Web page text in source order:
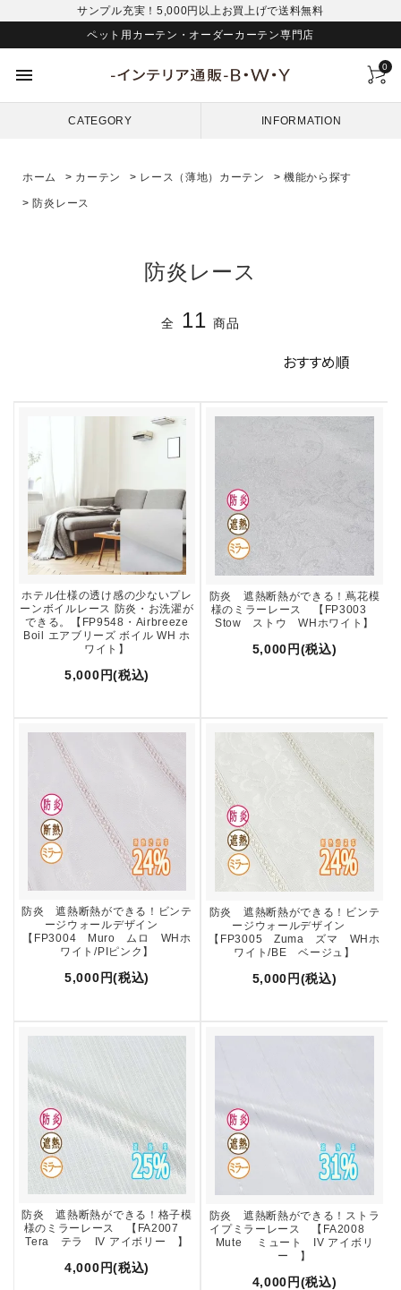
サンプル充実！5,000円以上お買上げで送料無料
ペット用カーテン・オーダーカーテン専門店
menu 0
CATEGORY INFORMATION
ホーム > カーテン > レース（薄地）カーテン > 機能から探す
> 防炎レース
防炎レース
全 11 商品
ホテル仕様の透け感の少ないプレ
ーンボイルレース 防炎・お洗濯が
できる。【FP9548・Airbreeze
Boil エアブリーズ ボイル WH ホ
ワイト】
5,000円(税込)
防炎 遮熱断熱ができる！蔦花模
様のミラーレース 【FP3003
Stow ストウ WHホワイト】
5,000円(税込)
防炎 遮熱断熱ができる！ビンテ
ージウォールデザイン
【FP3004 Muro ムロ WHホ
ワイト/PIピンク】
5,000円(税込)
防炎 遮熱断熱ができる！ビンテ
ージウォールデザイン
【FP3005 Zuma ズマ WHホ
ワイト/BE ベージュ】
5,000円(税込)
防炎 遮熱断熱ができる！格子模
様のミラーレース 【FA2007
Tera テラ IV アイボリー 】
4,000円(税込)
防炎 遮熱断熱ができる！ストラ
イプミラーレース 【FA2008
Mute ミュート IV アイボリ
ー 】
4,000円(税込)